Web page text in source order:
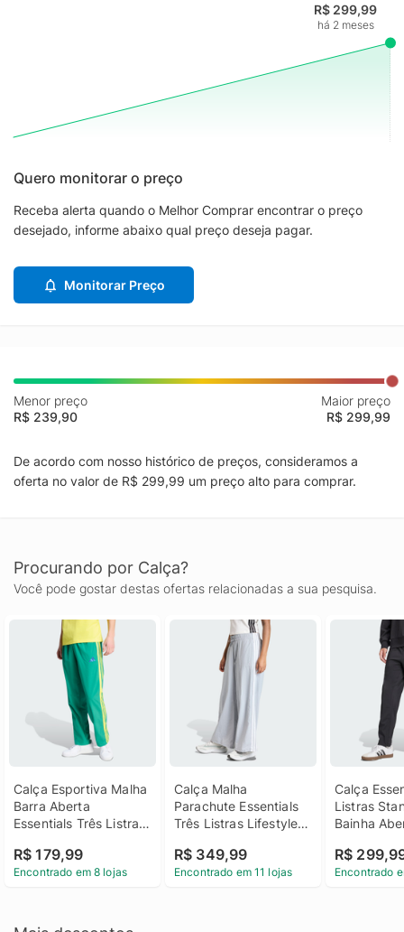
R$ 299,99
há 2 meses
Quero monitorar o preço
Receba alerta quando o Melhor Comprar encontrar o preço
desejado, informe abaixo qual preço deseja pagar.
Monitorar Preço
Menor preço
R$ 239,90
Maior preço
R$ 299,99
De acordo com nosso histórico de preços, consideramos a
oferta no valor de R$ 299,99 um preço alto para comprar.
Procurando por Calça?
Você pode gostar destas ofertas relacionadas a sua pesquisa.
Calça Esportiva Malha
Barra Aberta
Essentials Três Listras
R$ 179,99
Encontrado em 8 lojas
Calça Malha
Parachute Essentials
Três Listras Lifestyle
R$ 349,99
Encontrado em 11 lojas
Calça
Listras
Bainha
R$
Encontrado